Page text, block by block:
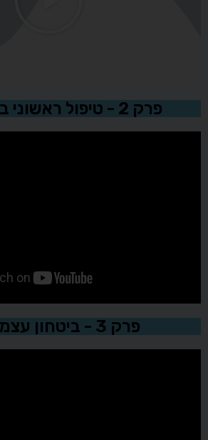
פרק 2 - טיפול ראשוני בטראומות
פרק 3 - ביטחון עצמי וכסף